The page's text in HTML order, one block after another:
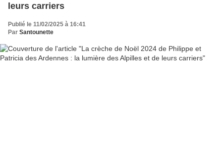
leurs carriers
Publié le 11/02/2025 à 16:41
Par Santounette